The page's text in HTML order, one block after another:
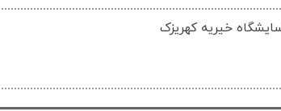
خیریه کهریزک